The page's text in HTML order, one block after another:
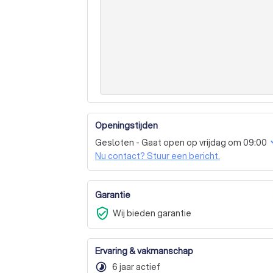
Openingstijden
Gesloten - Gaat open op vrijdag om 09:00
Nu contact? Stuur een bericht.
Garantie
verified_user Wij bieden garantie
Ervaring & vakmanschap
timelapse 6 jaar actief